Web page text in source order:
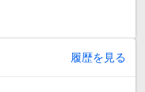
履歴を見る